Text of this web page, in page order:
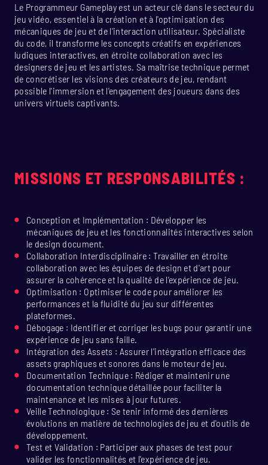
Le Programmeur Gameplay est un acteur clé dans le secteur du
jeu vidéo, essentiel à la création et à l'optimisation des
mécaniques de jeu et de l'interaction utilisateur. Spécialiste
du code, il transforme les concepts créatifs en expériences
ludiques interactives, en étroite collaboration avec les
designers de jeu et les artistes. Sa maîtrise technique permet
de concrétiser les visions des créateurs de jeu, rendant
possible l'immersion et l'engagement des joueurs dans des
univers virtuels captivants.
MISSIONS ET RESPONSABILITÉS :
Conception et Implémentation : Développer les
mécaniques de jeu et les fonctionnalités interactives selon
le design document.
Collaboration Interdisciplinaire : Travailler en étroite
collaboration avec les équipes de design et d'art pour
assurer la cohérence et la qualité de l'expérience de jeu.
Optimisation : Optimiser le code pour améliorer les
performances et la fluidité du jeu sur différentes
plateformes.
Débogage : Identifier et corriger les bugs pour garantir une
expérience de jeu sans faille.
Intégration des Assets : Assurer l'intégration efficace des
assets graphiques et sonores dans le moteur de jeu.
Documentation Technique : Rédiger et maintenir une
documentation technique détaillée pour faciliter la
maintenance et les mises à jour futures.
Veille Technologique : Se tenir informé des dernières
évolutions en matière de technologies de jeu et d'outils de
développement.
Test et Validation : Participer aux phases de test pour
valider les fonctionnalités et l'expérience de jeu.